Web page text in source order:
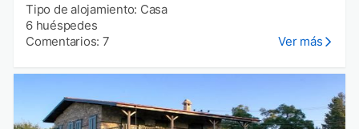
Tipo de alojamiento: Casa
6 huéspedes
Comentarios: 7
Ver más